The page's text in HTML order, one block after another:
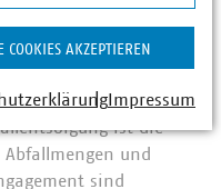
ist die
und
sind
COOKIES AKZEPTIEREN
Impressum